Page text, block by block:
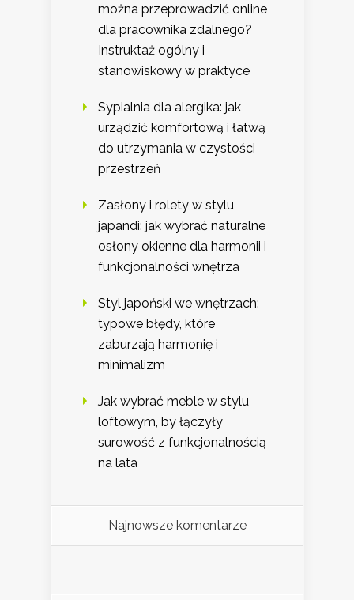
można przeprowadzić online
dla pracownika zdalnego?
Instruktaż ogólny i
stanowiskowy w praktyce
Sypialnia dla alergika: jak
urządzić komfortową i łatwą
do utrzymania w czystości
przestrzeń
Zasłony i rolety w stylu
japandi: jak wybrać naturalne
osłony okienne dla harmonii i
funkcjonalności wnętrza
Styl japoński we wnętrzach:
typowe błędy, które
zaburzają harmonię i
minimalizm
Jak wybrać meble w stylu
loftowym, by łączyły
surowość z funkcjonalnością
na lata
Najnowsze komentarze